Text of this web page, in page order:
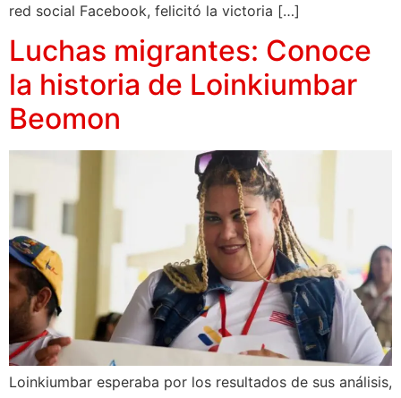
red social Facebook, felicitó la victoria […]
Luchas migrantes: Conoce
la historia de Loinkiumbar
Beomon
Loinkiumbar esperaba por los resultados de sus análisis,